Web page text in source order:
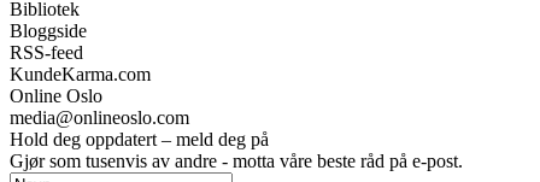
Bibliotek
Bloggside
RSS-feed
KundeKarma.com
Online Oslo
media@onlineoslo.com
Hold deg oppdatert – meld deg på
Gjør som tusenvis av andre - motta våre beste råd på e-post.